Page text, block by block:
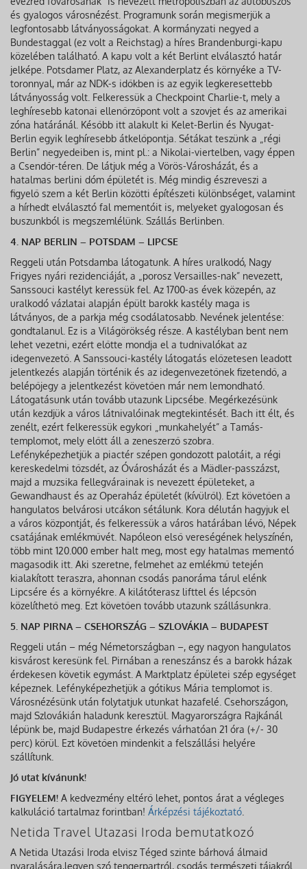
és gyalogos városnézést. Programunk során megismerjük a
legfontosabb látványosságokat. A kormányzati negyed a
Bundestaggal (ez volt a Reichstag) a híres Brandenburgi-kapu
közelében található. A kapu volt a két Berlint elválasztó határ
jelképe. Potsdamer Platz, az Alexanderplatz és környéke a TV-
toronnyal, már az NDK-s időkben is az egyik legkeresettebb
látványosság volt. Felkeressük a Checkpoint Charlie-t, mely a
leghíresebb katonai ellenőrzőpont volt a szovjet és az amerikai
zóna határánál. Később itt alakult ki Kelet-Berlin és Nyugat-
Berlin egyik leghíresebb átkelőpontja. Sétákat teszünk a „régi
Berlin” negyedeiben is, mint pl.: a Nikolai-viertelben, vagy éppen
a Csendőr-téren. De látjuk még a Vörös-Városházát, és a
hatalmas berlini dóm épületét is. Még mindig észreveszi a
figyelő szem a két Berlin közötti építészeti különbséget, valamint
a hírhedt elválasztó fal mementóit is, melyeket gyalogosan és
buszunkból is megszemlélünk. Szállás Berlinben.
4. NAP BERLIN – POTSDAM – LIPCSE
Reggeli után Potsdamba látogatunk. A híres uralkodó, Nagy
Frigyes nyári rezidenciáját, a „porosz Versailles-nak” nevezett,
Sanssouci kastélyt keressük fel. Az 1700-as évek közepén, az
uralkodó vázlatai alapján épült barokk kastély maga is
látványos, de a parkja még csodálatosabb. Nevének jelentése:
gondtalanul. Ez is a Világörökség része. A kastélyban bent nem
lehet vezetni, ezért előtte mondja el a tudnivalókat az
idegenvezető. A Sanssouci-kastély látogatás előzetesen leadott
jelentkezés alapján történik és az idegenvezetőnek fizetendő, a
belépőjegy a jelentkezést követően már nem lemondható.
Látogatásunk után tovább utazunk Lipcsébe. Megérkezésünk
után kezdjük a város látnivalóinak megtekintését. Bach itt élt, és
zenélt, ezért felkeressük egykori „munkahelyét” a Tamás-
templomot, mely előtt áll a zeneszerző szobra.
Lefényképezhetjük a piactér szépen gondozott palotáit, a régi
kereskedelmi tőzsdét, az Óvárosházát és a Mädler-passzázst,
majd a muzsika fellegvárainak is nevezett épületeket, a
Gewandhaust és az Operaház épületét (kívülről). Ezt követően a
hangulatos belvárosi utcákon sétálunk. Kora délután hagyjuk el
a város központját, és felkeressük a város határában lévő, Népek
csatájának emlékművét. Napóleon első vereségének helyszínén,
több mint 120.000 ember halt meg, most egy hatalmas mementó
magasodik itt. Aki szeretne, felmehet az emlékmű tetején
kialakított teraszra, ahonnan csodás panoráma tárul elénk
Lipcsére és a környékre. A kilátóterasz lifttel és lépcsőn
közelíthető meg. Ezt követően tovább utazunk szállásunkra.
5. NAP PIRNA – CSEHORSZÁG – SZLOVÁKIA – BUDAPEST
Reggeli után – még Németországban –, egy nagyon hangulatos
kisvárost keresünk fel. Pirnában a reneszánsz és a barokk házak
érdekesen követik egymást. A Marktplatz épületei szép egységet
képeznek. Lefényképezhetjük a gótikus Mária templomot is.
Városnézésünk után folytatjuk utunkat hazafelé. Csehországon,
majd Szlovákián haladunk keresztül. Magyarországra Rajkánál
lépünk be, majd Budapestre érkezés várhatóan 21 óra (+/- 30
perc) körül. Ezt követően mindenkit a felszállási helyére
szállítunk.
Jó utat kívánunk!
FIGYELEM! A kedvezmény eltérő lehet, pontos árat a végleges
kalkuláció tartalmaz forintban! Árképzési tájékoztató
Netida Travel Utazasi Iroda bemutatkozó
A Netida Utazási Iroda elvisz Téged szinte bárhová álmaid
nyaralására,legyen szó tengerpartról, csodás természeti tájakról